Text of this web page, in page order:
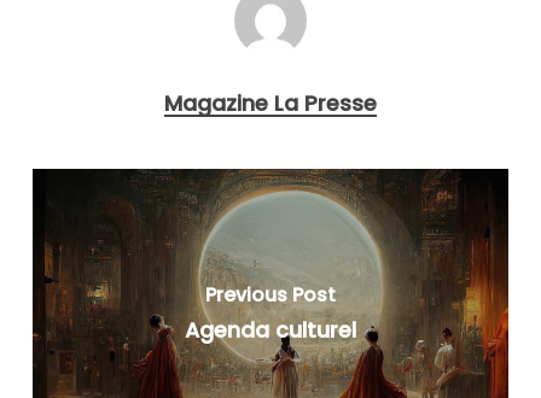
Magazine La Presse
Previous Post
Agenda culturel